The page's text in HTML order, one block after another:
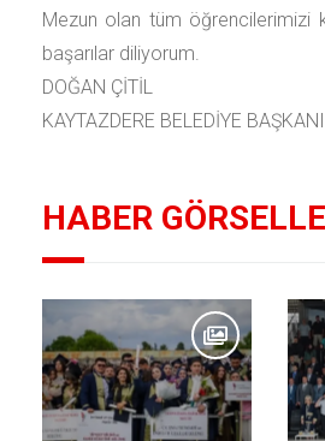
Mezun olan tüm öğrencilerimizi
başarılar diliyorum.
DOĞAN ÇİTİL
KAYTAZDERE BELEDİYE BAŞKANI
HABER